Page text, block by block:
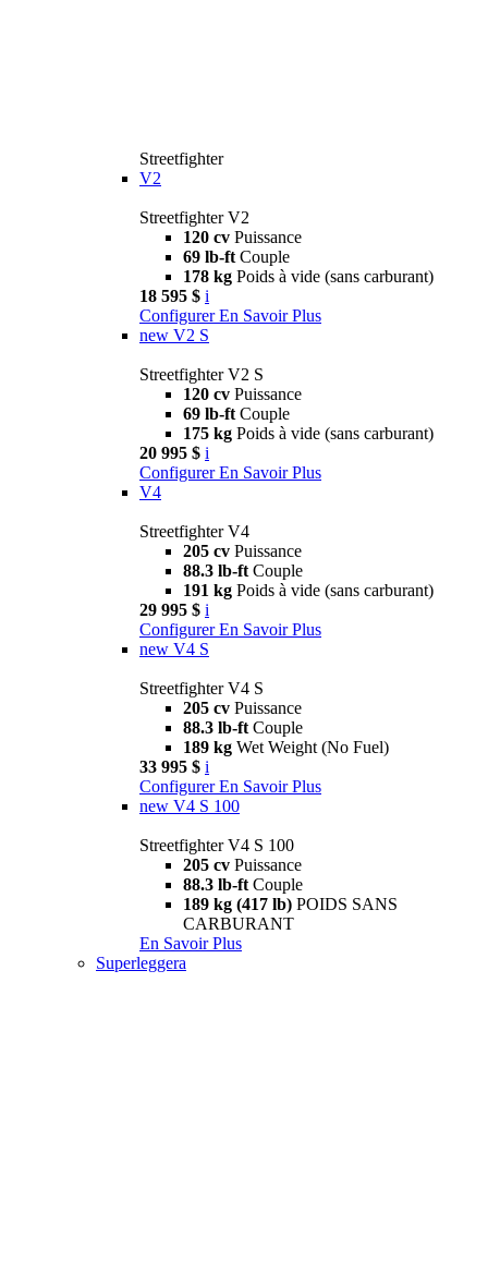
Streetfighter
V2
Streetfighter V2
120 cv Puissance
69 lb-ft Couple
178 kg Poids à vide (sans carburant)
18 595 $ i
Configurer En Savoir Plus
new V2 S
Streetfighter V2 S
120 cv Puissance
69 lb-ft Couple
175 kg Poids à vide (sans carburant)
20 995 $ i
Configurer En Savoir Plus
V4
Streetfighter V4
205 cv Puissance
88.3 lb-ft Couple
191 kg Poids à vide (sans carburant)
29 995 $ i
Configurer En Savoir Plus
new V4 S
Streetfighter V4 S
205 cv Puissance
88.3 lb-ft Couple
189 kg Wet Weight (No Fuel)
33 995 $ i
Configurer En Savoir Plus
new V4 S 100
Streetfighter V4 S 100
205 cv Puissance
88.3 lb-ft Couple
189 kg (417 lb) POIDS SANS
CARBURANT
En Savoir Plus
Superleggera